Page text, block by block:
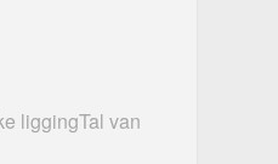
liggingTal van